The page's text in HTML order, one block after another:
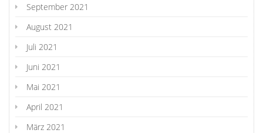
September 2021
August 2021
Juli 2021
Juni 2021
Mai 2021
April 2021
März 2021